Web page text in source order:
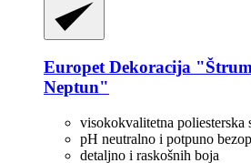
Europet Dekoracija
Neptun"
visokokvalitetna poliesterska
pH neutralno i potpuno
detaljno i raskošnih boja